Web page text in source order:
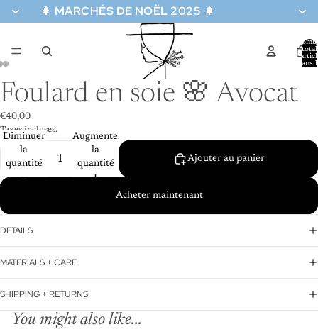
🌲 MARCHÉS DE NOËL 2025 🌲
total
dans
Foulard en soie 🌸 Avocat
€40,00
Taxes incluses.
Diminuer
la
quantité
Augmenter
la
quantité
Ajouter au panier
Acheter maintenant
DETAILS
MATERIALS + CARE
SHIPPING + RETURNS
You might also like...